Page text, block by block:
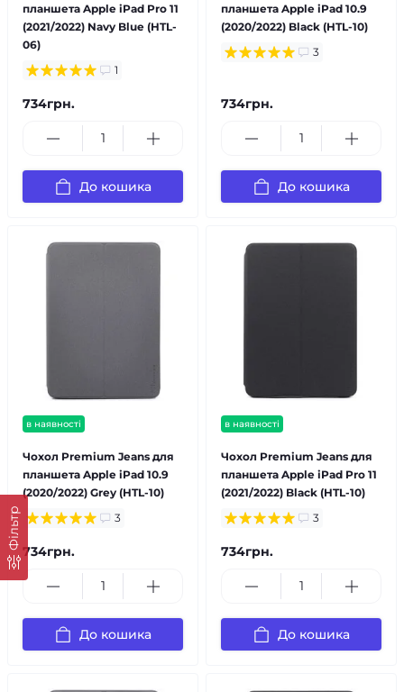
Фільтр
планшета Apple iPad Pro 11
(2021/2022) Navy Blue (HTL-
06)
1
734грн.
До кошика
планшета Apple iPad 10.9
(2020/2022) Black (HTL-10)
3
734грн.
До кошика
в наявності
Чохол Premium Jeans для
планшета Apple iPad 10.9
(2020/2022) Grey (HTL-10)
3
734грн.
До кошика
в наявності
Чохол Premium Jeans для
планшета Apple iPad Pro 11
(2021/2022) Black (HTL-10)
3
734грн.
До кошика